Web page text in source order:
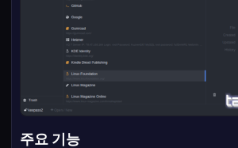
주요 기능